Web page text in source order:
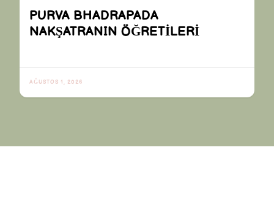
PURVA BHADRAPADA
NAKŞATRANIN ÖĞRETİLERİ
AĞUSTOS 1, 2026